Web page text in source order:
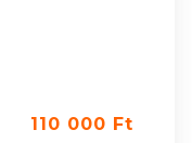
110 000 Ft